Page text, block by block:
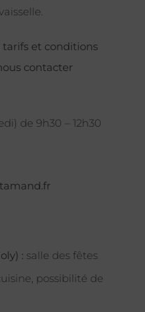
et conditions
contacter
de 9h30 – 12h30
: salle des fêtes
possibilité de